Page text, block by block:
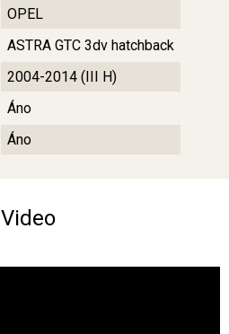
OPEL
ASTRA GTC 3dv hatchback
2004-2014 (III H)
Áno
Áno
Video